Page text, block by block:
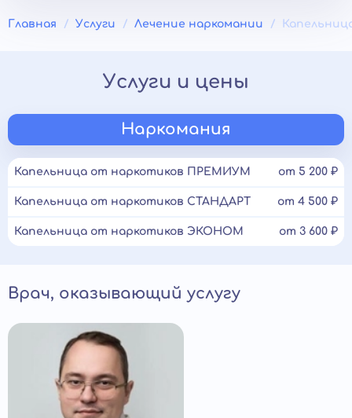
Главная Услуги Лечение наркомании
Услуги и цены
Наркомания
Капельница от наркотиков ПРЕМИУМ от 5 200 ₽
Капельница от наркотиков СТАНДАРТ от 4 500 ₽
Капельница от наркотиков ЭКОНОМ от 3 600 ₽
Врач, оказывающий услугу